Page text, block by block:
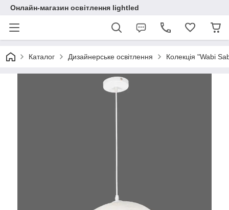
Онлайн-магазин освітлення lightled
Каталог Дизайнерське освітлення Колекція "Wabi